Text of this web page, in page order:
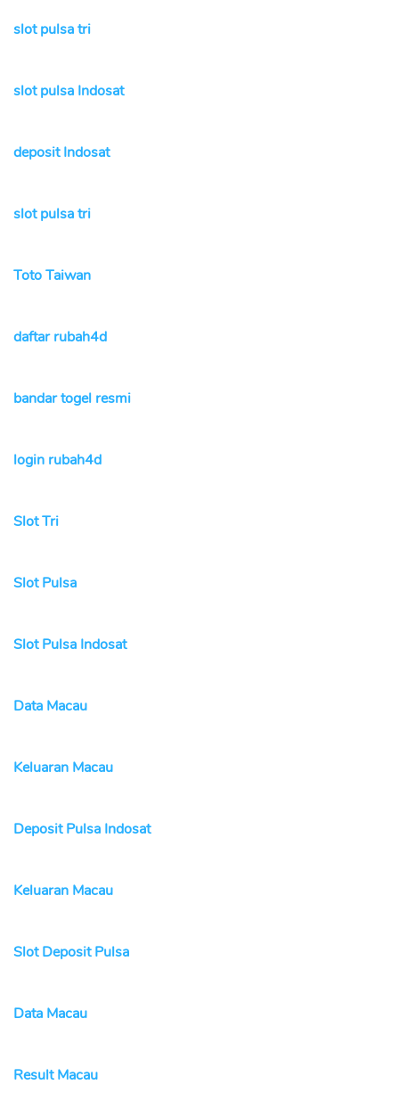
slot pulsa tri
slot pulsa Indosat
deposit Indosat
slot pulsa tri
Toto Taiwan
daftar rubah4d
bandar togel resmi
login rubah4d
Slot Tri
Slot Pulsa
Slot Pulsa Indosat
Data Macau
Keluaran Macau
Deposit Pulsa Indosat
Keluaran Macau
Slot Deposit Pulsa
Data Macau
Result Macau